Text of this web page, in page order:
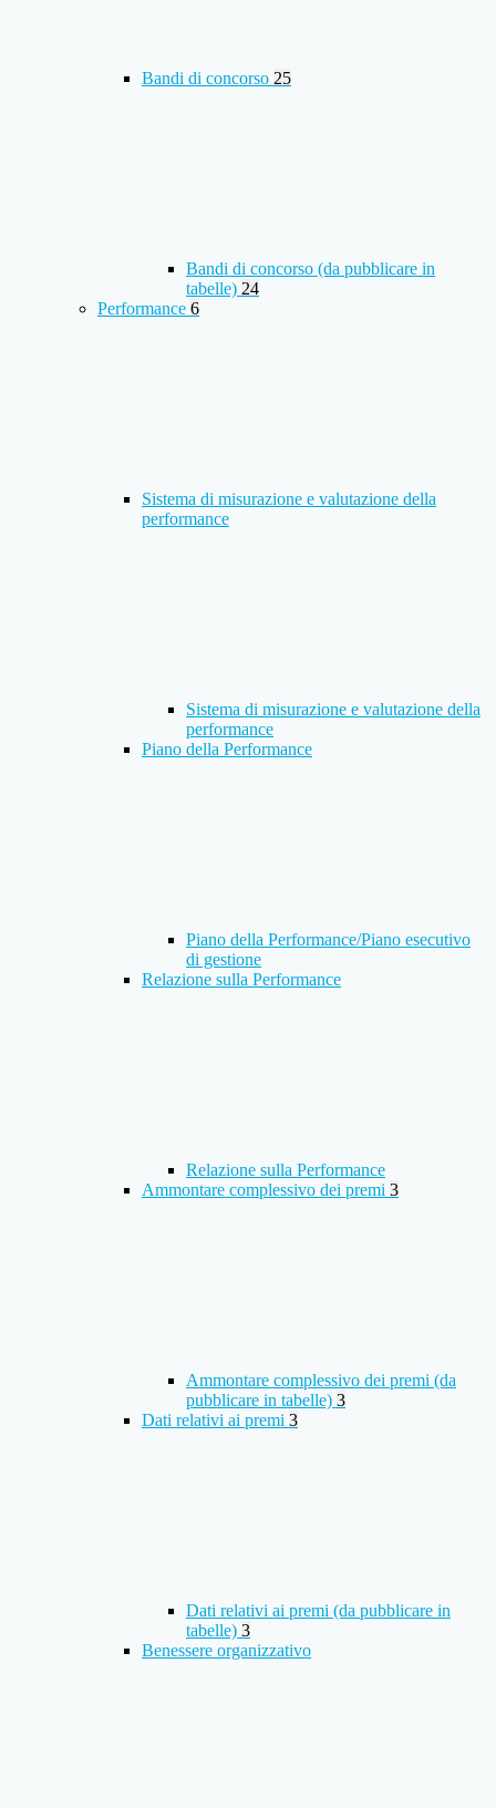
Bandi di concorso 25
Bandi di concorso (da pubblicare in
tabelle) 24
Performance 6
Sistema di misurazione e valutazione della
performance
Sistema di misurazione e valutazione della
performance
Piano della Performance
Piano della Performance/Piano esecutivo
di gestione
Relazione sulla Performance
Relazione sulla Performance
Ammontare complessivo dei premi 3
Ammontare complessivo dei premi (da
pubblicare in tabelle) 3
Dati relativi ai premi 3
Dati relativi ai premi (da pubblicare in
tabelle) 3
Benessere organizzativo